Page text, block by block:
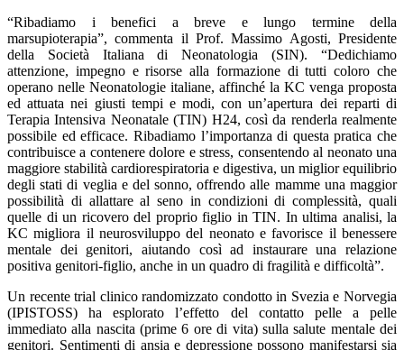
“Ribadiamo i benefici a breve e lungo termine della
marsupioterapia”, commenta il Prof. Massimo Agosti, Presidente
della Società Italiana di Neonatologia (SIN). “Dedichiamo
attenzione, impegno e risorse alla formazione di tutti coloro che
operano nelle Neonatologie italiane, affinché la KC venga proposta
ed attuata nei giusti tempi e modi, con un’apertura dei reparti di
Terapia Intensiva Neonatale (TIN) H24, così da renderla realmente
possibile ed efficace. Ribadiamo l’importanza di questa pratica che
contribuisce a contenere dolore e stress, consentendo al neonato una
maggiore stabilità cardiorespiratoria e digestiva, un miglior equilibrio
degli stati di veglia e del sonno, offrendo alle mamme una maggior
possibilità di allattare al seno in condizioni di complessità, quali
quelle di un ricovero del proprio figlio in TIN. In ultima analisi, la
KC migliora il neurosviluppo del neonato e favorisce il benessere
mentale dei genitori, aiutando così ad instaurare una relazione
positiva genitori-figlio, anche in un quadro di fragilità e difficoltà”.
Un recente trial clinico randomizzato condotto in Svezia e Norvegia
(IPISTOSS) ha esplorato l’effetto del contatto pelle a pelle
immediato alla nascita (prime 6 ore di vita) sulla salute mentale dei
genitori. Sentimenti di ansia e depressione possono manifestarsi sia